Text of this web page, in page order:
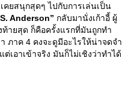
ยสนุกสุดๆ ไปกับการเล่นเป็น
Anderson” กลับมานั่งเก้าอี้ ผู้
ท้ายสุด ก็คือครั้งแรกที่มันถูกทำ
ภาค 4 คงจะดูมีอะไรให้น่าจดจำ
เอาเข้าจริง มันก็ไม่เชิงว่าทำได้